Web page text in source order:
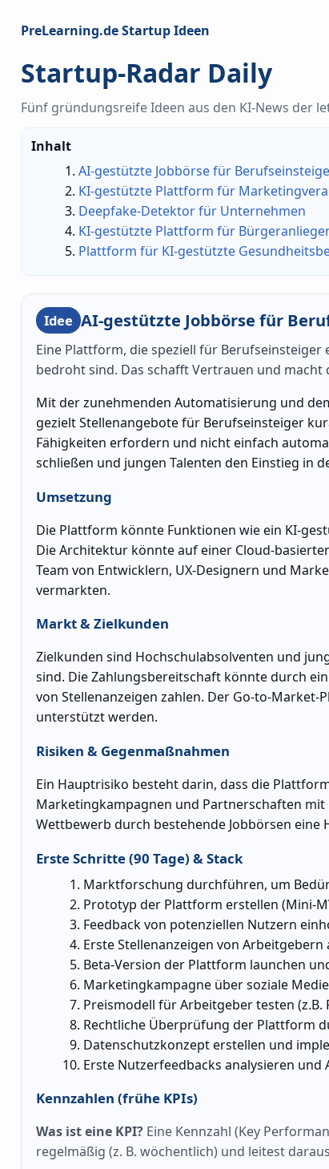
PreLearning.de Startup Ideen
Startup-Radar Daily
Fünf gründungsreife Ideen aus den KI-News der
Inhalt
AI-gestützte Jobbörse für
KI-gestützte Plattform für
Deepfake-Detektor für Unternehmen
KI-gestützte Plattform für
Plattform für KI-gestützte
Idee AI-gestützte Jobbörse für
Eine Plattform, die speziell für
bedroht sind. Das schafft Vertrauen und macht
Mit der zunehmenden Automatisierung und
gezielt Stellenangebote für Berufseinsteiger
Fähigkeiten erfordern und nicht einfach
schließen und jungen Talenten den Einstieg in
Umsetzung
Die Plattform könnte Funktionen wie ein KI-
Die Architektur könnte auf einer Cloud-
Team von Entwicklern, UX-Designern und
vermarkten.
Markt & Zielkunden
Zielkunden sind Hochschulabsolventen und
sind. Die Zahlungsbereitschaft könnte durch
von Stellenanzeigen zahlen. Der Go-to-
unterstützt werden.
Risiken & Gegenmaßnahmen
Ein Hauptrisiko besteht darin, dass die
Marketingkampagnen und Partnerschaften
Wettbewerb durch bestehende Jobbörsen
Erste Schritte (90 Tage) & Stack
Marktforschung durchführen, um
Prototyp der Plattform erstellen (Mini-
Feedback von potenziellen Nutzern
Erste Stellenanzeigen von
Beta-Version der Plattform launchen
Marketingkampagne über soziale
Preismodell für Arbeitgeber testen (z.B.
Rechtliche Überprüfung der Plattform
Datenschutzkonzept erstellen und
Erste Nutzerfeedbacks analysieren und
Kennzahlen (frühe KPIs)
Was ist eine KPI? Eine Kennzahl (Key
regelmäßig (z. B. wöchentlich) und leitest